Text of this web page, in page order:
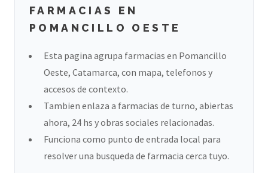
FARMACIAS EN
POMANCILLO OESTE
Esta pagina agrupa farmacias en Pomancillo
Oeste, Catamarca, con mapa, telefonos y
accesos de contexto.
Tambien enlaza a farmacias de turno, abiertas
ahora, 24 hs y obras sociales relacionadas.
Funciona como punto de entrada local para
resolver una busqueda de farmacia cerca tuyo.